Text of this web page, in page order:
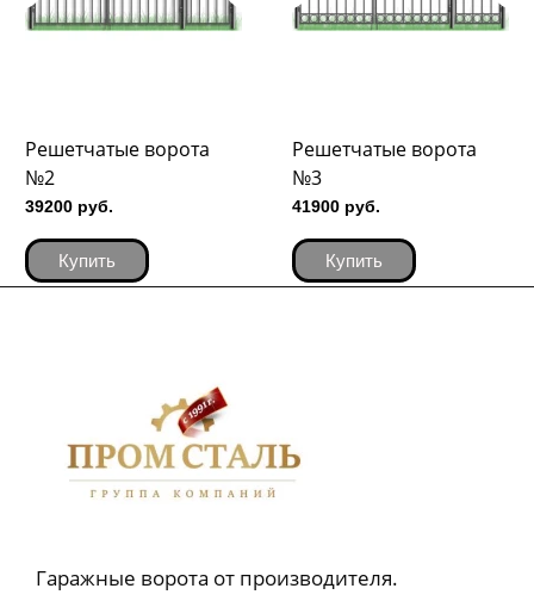
Решетчатые ворота
№2
39200 руб.
Купить
Решетчатые ворота
№3
41900 руб.
Купить
Гаражные ворота от производителя.